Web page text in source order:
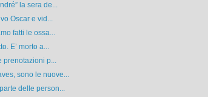
la sera de...
Oscar e vid...
fatti le ossa...
E’ morto a...
prenotazioni p...
sono le nuove...
delle person...